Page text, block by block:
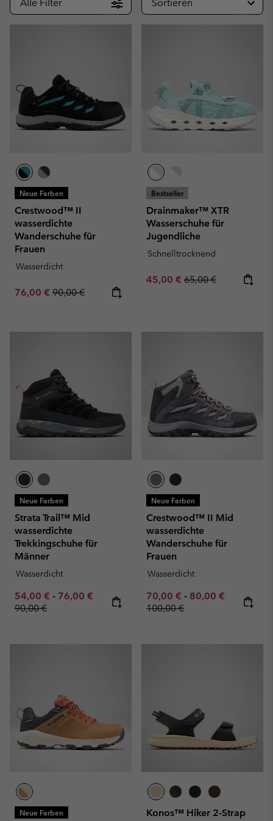
Alle Filter Sortieren
Neue Farben
Crestwood™ II
wasserdichte
Wanderschuhe für
Frauen
Wasserdicht
Sale price:
76,00 € Regular price:
90,00 €
Bestseller
Drainmaker™ XTR
Wasserschuhe für
Jugendliche
Schnelltrocknend
Sale price:
45,00 € Regular price:
65,00 €
Neue Farben
Strata Trail™ Mid
wasserdichte
Trekkingschuhe für
Männer
Wasserdicht
Minimum sale price:
54,00 € - Maximum sale price:
76,00 € Regular price:
90,00 €
Neue Farben
Crestwood™ II Mid
wasserdichte
Wanderschuhe für
Frauen
Wasserdicht
Minimum sale price:
70,00 € - Maximum sale
80,00 € Regular
100,00 €
Neue Farben
Konos™ Hiker 2-Strap